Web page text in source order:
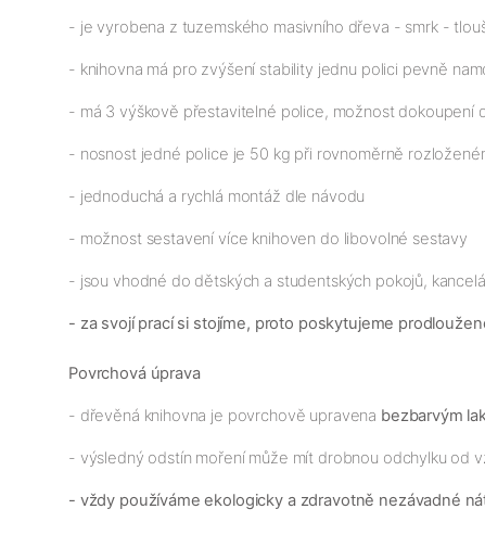
- je vyrobena z tuzemského masivního dřeva - smrk -
- knihovna má pro zvýšení stability jednu polici pevně
- má 3 výškově přestavitelné police, možnost dokoupení
- nosnost jedné police je 50 kg při rovnoměrně
- jednoduchá a rychlá montáž dle návodu
- možnost sestavení více knihoven do libovolné sestavy
- jsou vhodné do dětských a studentských pokojů,
- za svojí prací si stojíme, proto poskytujeme
Povrchová úprava
- dřevěná knihovna je povrchově upravena bezbarvým
- výsledný odstín moření může mít drobnou odchylku od
- vždy používáme ekologicky a zdravotně nezávadné